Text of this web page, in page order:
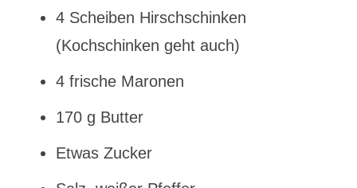
4 Scheiben Hirschschinken
(Kochschinken geht auch)
4 frische Maronen
170 g Butter
Etwas Zucker